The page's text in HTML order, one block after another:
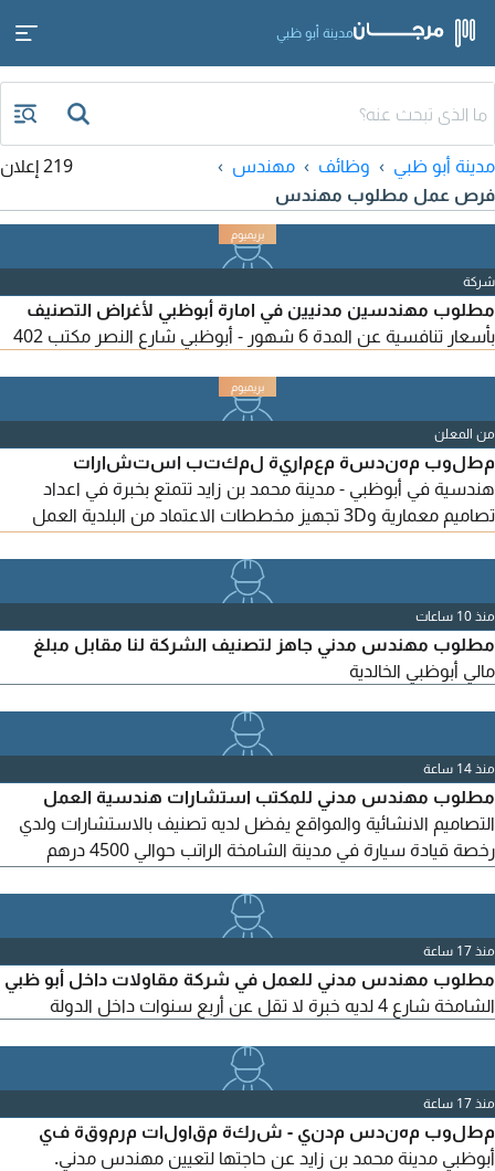
مدينة أبو ظبي
مدينة أبو ظبي وظائف
مهندس
فرص عمل مطلوب مهندس
219 إعلان
شركة
مطلوب مهندسين مدنيين في امارة أبوظبي لأغراض التصنيف
بأسعار تنافسية عن المدة 6 شهور - أبوظبي شارع النصر مكتب 402
من المعلن
مطلوب مهندسة معمارية لمكتب استشارات
هندسية في أبوظبي - مدينة محمد بن زايد تتمتع بخبرة في اعداد
تصاميم معمارية و3D تجهيز مخططات الاعتماد من البلدية العمل
الأخرى للتقديم يرجى إرسال السيرة الذاتية مرفق بنماذج عن الأعمال
منذ 10 ساعات
مطلوب مهندس مدني جاهز لتصنيف الشركة لنا مقابل مبلغ
مالي أبوظبي الخالدية
منذ 14 ساعة
مطلوب مهندس مدني للمكتب استشارات هندسية العمل
التصاميم الانشائية والمواقع يفضل لديه تصنيف بالاستشارات ولدي
رخصة قيادة سيارة في مدينة الشامخة الراتب حوالي 4500 درهم
منذ 17 ساعة
مطلوب مهندس مدني للعمل في شركة مقاولات داخل أبو ظبي
الشامخة شارع 4 لديه خبرة لا تقل عن أربع سنوات داخل الدولة
منذ 17 ساعة
مطلوب مهندس مدني - شركة مقاولات مرموقة في
أبوظبي مدينة محمد بن زايد عن حاجتها لتعيين مهندس مدني.